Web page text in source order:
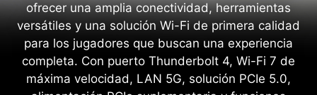
ofrecer una amplia conectividad, herramientas
versátiles y una solución Wi-Fi de primera calidad
para los jugadores que buscan una experiencia
completa. Con puerto Thunderbolt 4, Wi-Fi 7 de
máxima velocidad, LAN 5G, solución PCIe 5.0,